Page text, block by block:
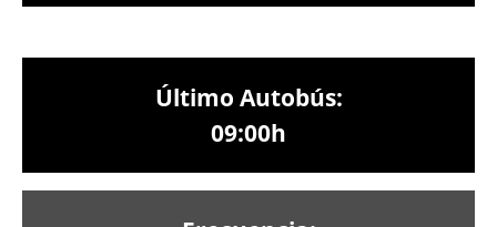
Último Autobús:
09:00h